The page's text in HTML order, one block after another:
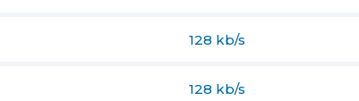
128 kb/s
128 kb/s